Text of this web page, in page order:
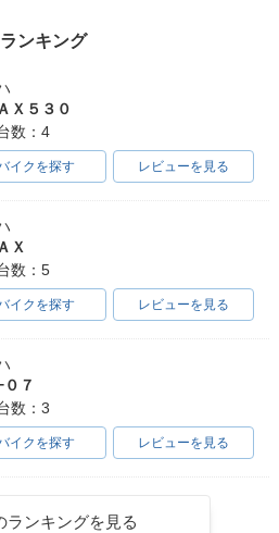
ンキング
Ｘ５３０
数：4
イクを探す レビューを見る
Ｘ
数：5
イクを探す レビューを見る
０７
数：3
イクを探す レビューを見る
ランキングを見る